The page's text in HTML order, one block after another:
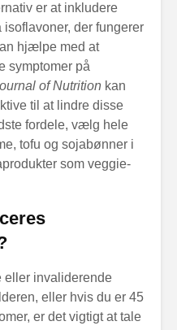
er at inkludere
der fungerer
hjælpe med at
symptomer på
of Nutrition kan
til at lindre disse
fordele, vælg hele
tofu og sojabønner i
som veggie-
eller invaliderende
eller hvis du er 45
er det vigtigt at tale